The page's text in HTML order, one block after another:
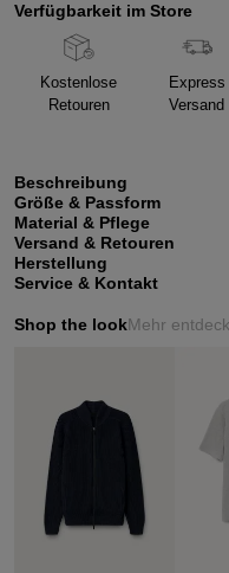
Verfügbarkeit im Store
Kostenlose
Retouren
Express
Versand
Beschreibung
Größe & Passform
Material & Pflege
Versand & Retouren
Herstellung
Service & Kontakt
Shop the lookMehr